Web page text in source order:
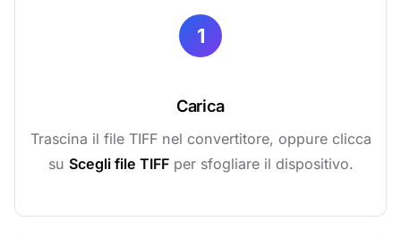
1
Carica
Trascina il file TIFF nel convertitore, oppure clicca
su Scegli file TIFFper sfogliare il dispositivo.